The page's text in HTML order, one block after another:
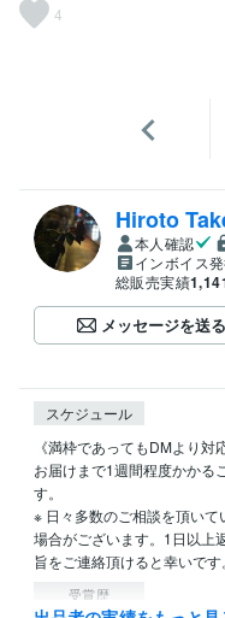
4
Hiroto
本人確認
インボイス
総販売実績
メッセージを送る
スケジュール
《満枠であってもDMより対
お届けまで1週間程度かかる
す。
※ 日々多数のご相談を頂い
場合がございます。1日以上
旨をご連絡頂けると幸いです。
受賞歴